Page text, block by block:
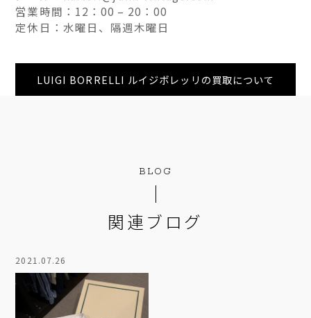
営業時間：12：00 – 20：00
定休日：水曜日、隔週木曜日
LUIGI BORRELLI ルイジボレッリの買取について
BLOG
関連ブログ
2021.07.26